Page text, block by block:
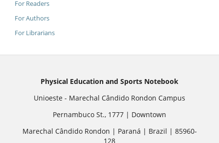
For Readers
For Authors
For Librarians
Physical Education and Sports Notebook
Unioeste - Marechal Cândido Rondon Campus
Pernambuco St., 1777 | Downtown
Marechal Cândido Rondon | Paraná | Brazil | 85960-
128